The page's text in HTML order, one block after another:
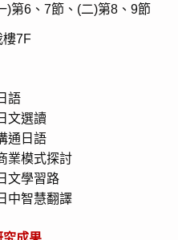
)第6、7節、(二)第8、9節
樓7F
語
文選讀
通日語
業模式探討
文學習路
中智慧翻譯